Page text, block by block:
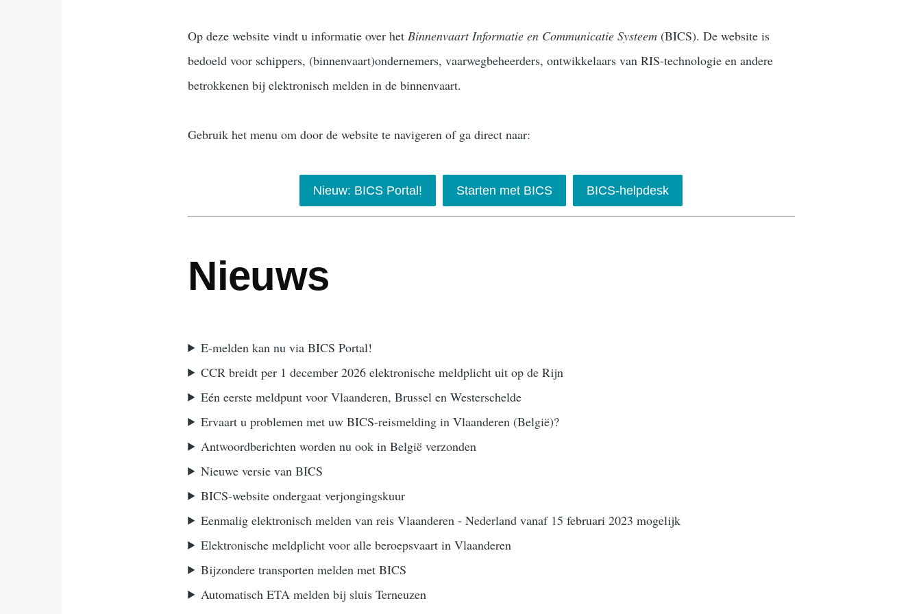
Op deze website vindt u informatie over hetBinnenvaart Informatie en Communicatie Systeem (BICS). De website is
bedoeld voor schippers, (binnenvaart)ondernemers, vaarwegbeheerders, ontwikkelaars van RIS-technologie en andere
betrokkenen bij elektronisch melden in de binnenvaart.
Gebruik het menu om door de website te navigeren of ga direct naar:
Nieuw: BICS Portal! Starten met BICS BICS-helpdesk
Nieuws
E-melden kan nu via BICS Portal!
CCR breidt per 1 december 2026 elektronische meldplicht uit op de Rijn
Eén eerste meldpunt voor Vlaanderen, Brussel en Westerschelde
Ervaart u problemen met uw BICS-reismelding in Vlaanderen (België)?
Antwoordberichten worden nu ook in België verzonden
Nieuwe versie van BICS
BICS-website ondergaat verjongingskuur
Eenmalig elektronisch melden van reis Vlaanderen - Nederland vanaf 15 februari 2023 mogelijk
Elektronische meldplicht voor alle beroepsvaart in Vlaanderen
Bijzondere transporten melden met BICS
Automatisch ETA melden bij sluis Terneuzen